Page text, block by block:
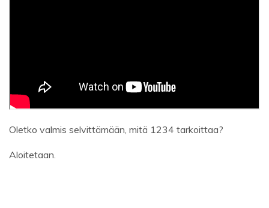
Oletko valmis selvittämään, mitä 1234 tarkoittaa?
Aloitetaan.